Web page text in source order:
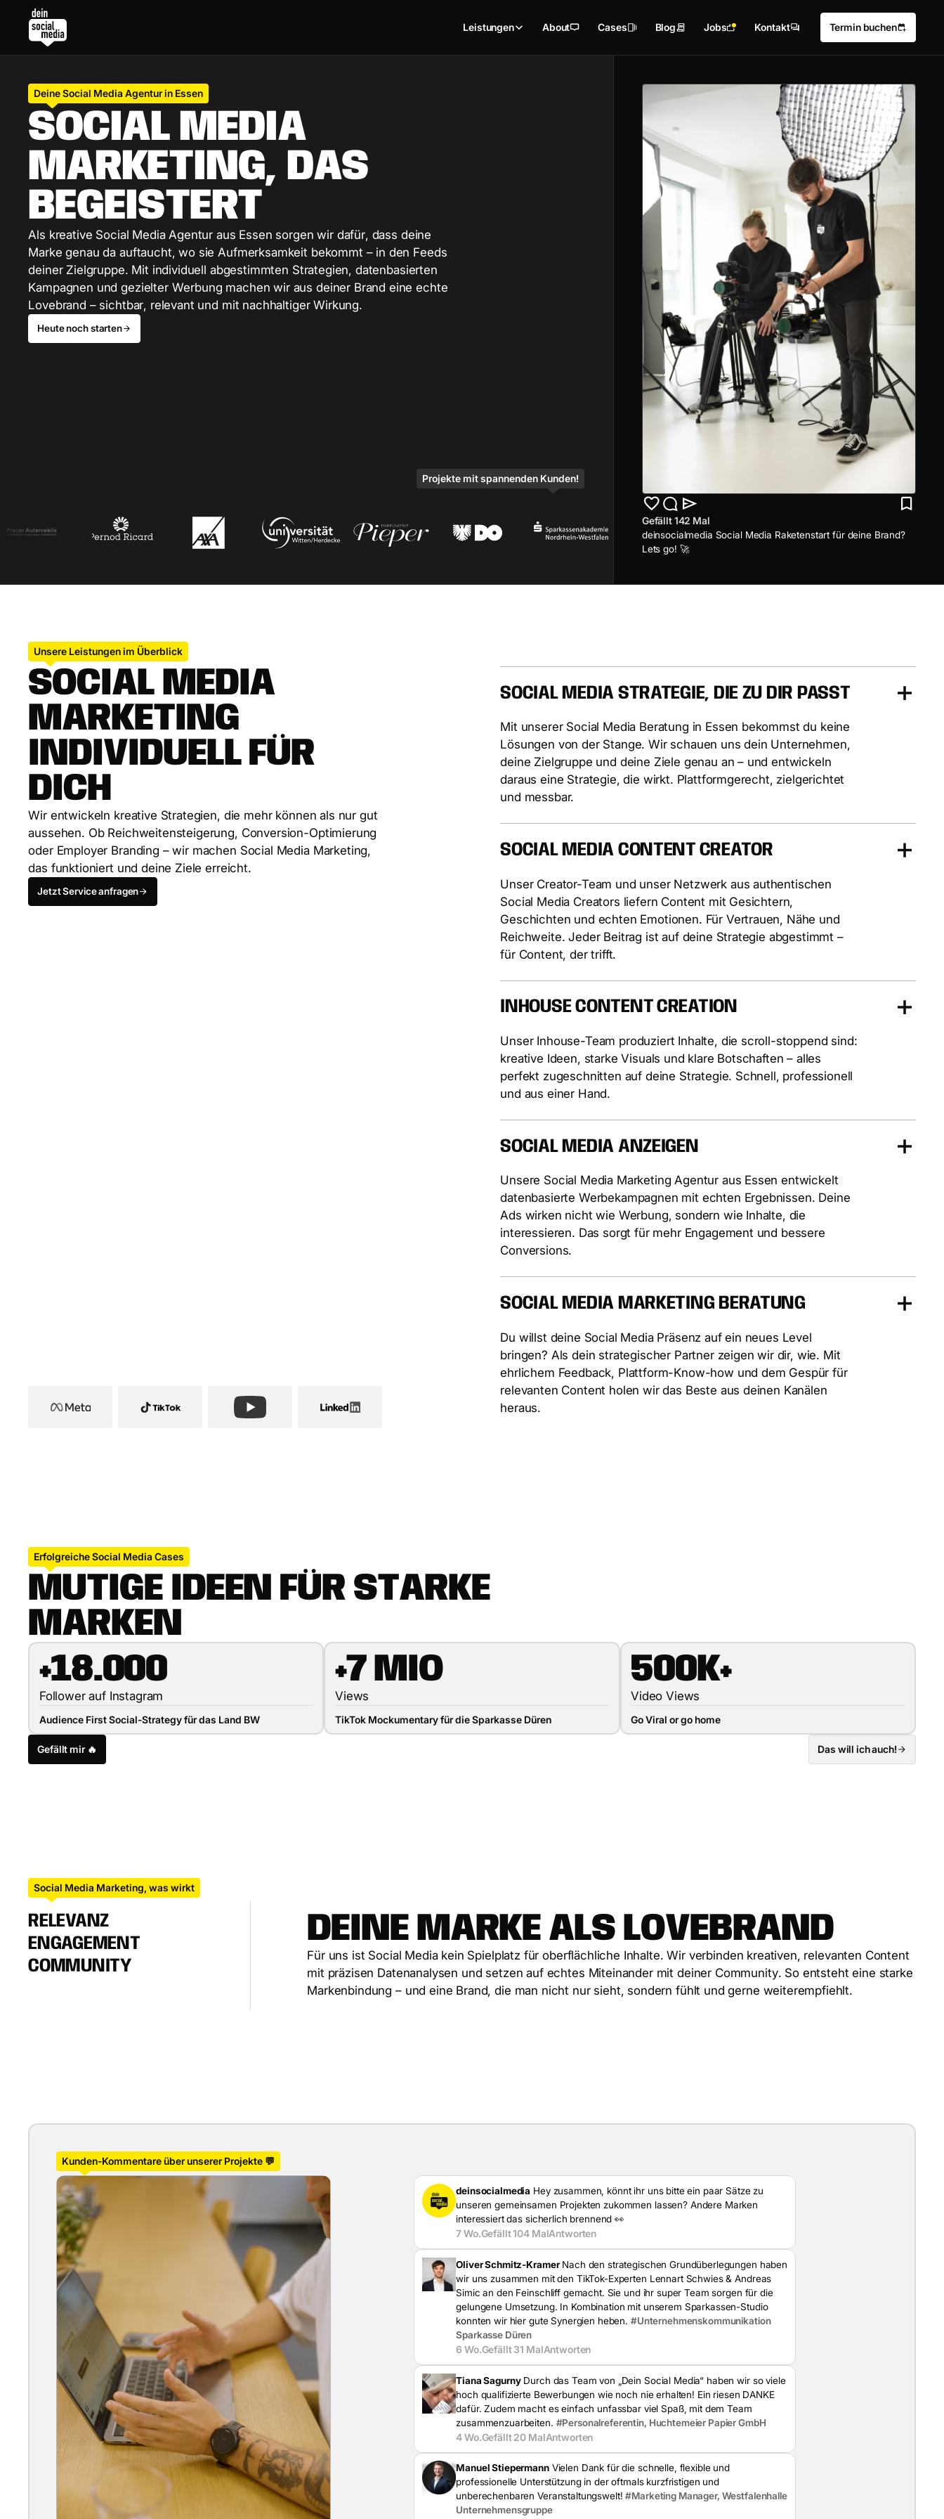
Leistungen About Cases Blog Jobs Kontakt Termin buchen
Deine Social Media Agentur in Essen
SOCIAL MEDIA
MARKETING, DAS
BEGEISTERT
Als kreative Social Media Agentur aus Essen sorgen wir dafür, dass deine
Marke genau da auftaucht, wo sie Aufmerksamkeit bekommt – in den Feeds
deiner Zielgruppe. Mit individuell abgestimmten Strategien, datenbasierten
Kampagnen und gezielter Werbung machen wir aus deiner Brand eine echte
Lovebrand – sichtbar, relevant und mit nachhaltiger Wirkung.
Heute noch starten
Projekte mit spannenden Kunden!
Gefällt 142 Mal
deinsocialmedia Social Media Raketenstart für deine Brand?
Lets go! 🚀
Unsere Leistungen im Überblick
SOCIAL MEDIA
MARKETING
INDIVIDUELL FÜR
DICH
Wir entwickeln kreative Strategien, die mehr können als nur gut
aussehen. Ob Reichweitensteigerung, Conversion-Optimierung
oder Employer Branding – wir machen Social Media Marketing,
das funktioniert und deine Ziele erreicht.
Jetzt Service anfragen
SOCIAL MEDIA STRATEGIE, DIE ZU DIR PASST
Mit unserer Social Media Beratung in Essen bekommst du keine
Lösungen von der Stange. Wir schauen uns dein Unternehmen,
deine Zielgruppe und deine Ziele genau an – und entwickeln
daraus eine Strategie, die wirkt. Plattformgerecht, zielgerichtet
und messbar.
SOCIAL MEDIA CONTENT CREATOR
Unser Creator-Team und unser Netzwerk aus authentischen
Social Media Creators liefern Content mit Gesichtern,
Geschichten und echten Emotionen. Für Vertrauen, Nähe und
Reichweite. Jeder Beitrag ist auf deine Strategie abgestimmt –
für Content, der trifft.
INHOUSE CONTENT CREATION
Unser Inhouse-Team produziert Inhalte, die scroll-stoppend sind:
kreative Ideen, starke Visuals und klare Botschaften – alles
perfekt zugeschnitten auf deine Strategie. Schnell, professionell
und aus einer Hand.
SOCIAL MEDIA ANZEIGEN
Unsere Social Media Marketing Agentur aus Essen entwickelt
datenbasierte Werbekampagnen mit echten Ergebnissen. Deine
Ads wirken nicht wie Werbung, sondern wie Inhalte, die
interessieren. Das sorgt für mehr Engagement und bessere
Conversions.
SOCIAL MEDIA MARKETING BERATUNG
Du willst deine Social Media Präsenz auf ein neues Level
bringen? Als dein strategischer Partner zeigen wir dir, wie. Mit
ehrlichem Feedback, Plattform-Know-how und dem Gespür für
relevanten Content holen wir das Beste aus deinen Kanälen
heraus.
Erfolgreiche Social Media Cases
MUTIGE IDEEN FÜR STARKE
MARKEN
+18.000
Follower auf Instagram
Audience First Social-Strategy für das Land BW
+7 MIO
Views
TikTok Mockumentary für die Sparkasse Düren
500K+
Video Views
Go Viral or go home
Gefällt mir 🔥 Das will ich auch!
Social Media Marketing, was wirkt
RELEVANZ
ENGAGEMENT
COMMUNITY
DEINE MARKE ALS LOVEBRAND
Für uns ist Social Media kein Spielplatz für oberflächliche Inhalte. Wir verbinden kreativen, relevanten Content
mit präzisen Datenanalysen und setzen auf echtes Miteinander mit deiner Community. So entsteht eine starke
Markenbindung – und eine Brand, die man nicht nur sieht, sondern fühlt und gerne weiterempfiehlt.
Kunden-Kommentare über unserer Projekte 💬
deinsocialmedia Hey zusammen, könnt ihr uns bitte ein paar Sätze zu
unseren gemeinsamen Projekten zukommen lassen? Andere Marken
interessiert das sicherlich brennend 👀
7 Wo.Gefällt 104 MalAntworten
Oliver Schmitz-KramerNach den strategischen Grundüberlegungen haben
wir uns zusammen mit den TikTok-Experten Lennart Schwies & Andreas
Simic an den Feinschliff gemacht. Sie und ihr super Team sorgen für die
gelungene Umsetzung. In Kombination mit unserem Sparkassen-Studio
konnten wir hier gute Synergien heben. #Unternehmenskommunikation
Sparkasse Düren
6 Wo.Gefällt 31 MalAntworten
Tiana SagurnyDurch das Team von „Dein Social Media“ haben wir so viele
hoch qualifizierte Bewerbungen wie noch nie erhalten! Ein riesen DANKE
dafür. Zudem macht es einfach unfassbar viel Spaß, mit dem Team
zusammenzuarbeiten. #Personalreferentin, Huchtemeier Papier GmbH
4 Wo.Gefällt 20 MalAntworten
Manuel StiepermannVielen Dank für die schnelle, flexible und
professionelle Unterstützung in der oftmals kurzfristigen und
unberechenbaren Veranstaltungswelt!#Marketing Manager, Westfalenhalle
Unternehmensgruppe